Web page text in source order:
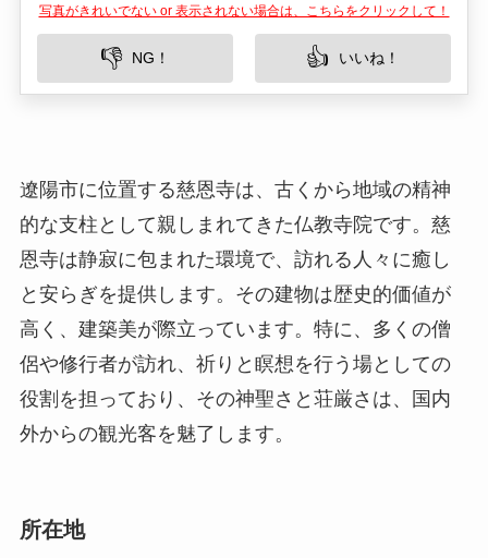
遼陽市に位置する慈恩寺は、古くから地域の精神
的な支柱として親しまれてきた仏教寺院です。慈
恩寺は静寂に包まれた環境で、訪れる人々に癒し
侶や修行者が訪れ、祈りと瞑想を行う場としての
役割を担っており、その神聖さと荘厳さは、国内
外からの観光客を魅了します。
所在地
慈恩寺は遼陽市の市街地からほど遠くない所に位
慈恩寺通りです。この地域は自然環境に恵まれ、